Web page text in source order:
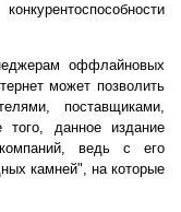
оффлайновых
может позволить
поставщиками,
того, данное издание
компаний, ведь с его
камней", на которые